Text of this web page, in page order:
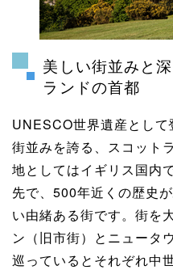
美しい街並みと
ランドの首都
UNESCO世界遺産とし
街並みを誇る、スコット
地としてはイギリス国内
先で、500年近くの歴史
い由緒ある街です。街を
ン（旧市街）とニュータ
巡っているとそれぞれ中